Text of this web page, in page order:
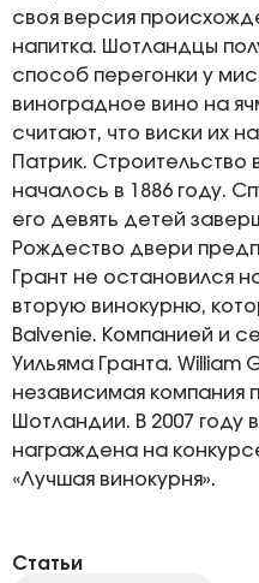
своя версия
напитка. Шотландцы
способ перегонки у
виноградное вино на
считают, что виски их
Патрик. Строительство
началось в 1886 году.
его девять детей
Рождество двери
Грант не остановился
вторую винокурню,
Balvenie. Компанией и
Уильяма Гранта. William
независимая компания
Шотландии. В 2007 году
награждена на
«Лучшая винокурня».
Статьи